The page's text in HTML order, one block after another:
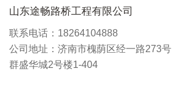
山东途畅路桥工程有限公司
联系电话：18264104888
公司地址：济南市槐荫区经一路273号
群盛华城2号楼1-404